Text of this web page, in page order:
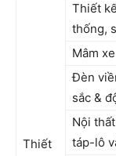
Thiết
Thiết
thống,
Mâm
Đèn
sắc &
Nội
táp-lô